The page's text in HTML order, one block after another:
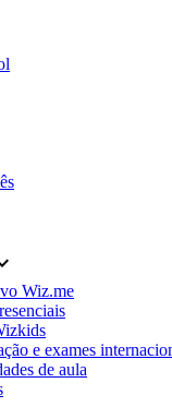
Wiz.me
e exames
de aula